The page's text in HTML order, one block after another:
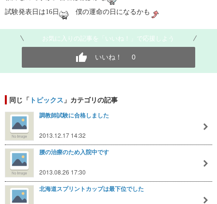
試験発表日は16日
僕の運命の日になるかも
お気に入りの記事を「いいね！」で応援しよう
いいね！ 0
同じ「 トピックス 」カテゴリの記事
調教師試験に合格しました
2013.12.17 14:32
腰の治療のため入院中です
2013.08.26 17:30
北海道スプリントカップは最下位でした